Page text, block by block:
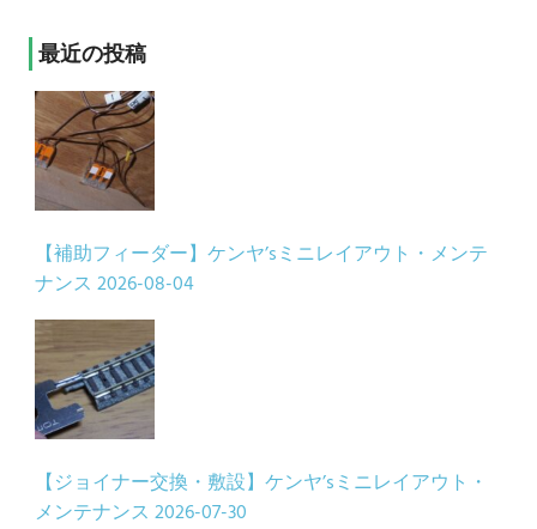
最近の投稿
【補助フィーダー】ケンヤ’sミニレイアウト・メンテ
ナンス 2026-08-04
【ジョイナー交換・敷設】ケンヤ’sミニレイアウト・
メンテナンス 2026-07-30